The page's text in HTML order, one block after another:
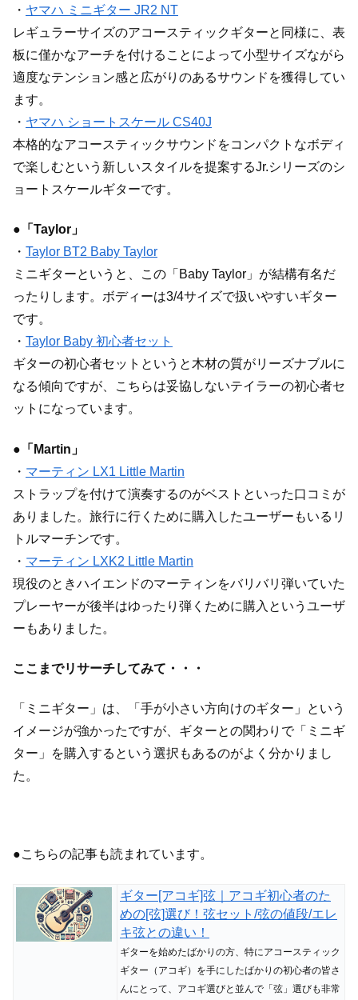
・ ヤマハ ミニギター JR2 NT
レギュラーサイズのアコースティックギターと同様に、表
板に僅かなアーチを付けることによって小型サイズながら
適度なテンション感と広がりのあるサウンドを獲得してい
ます。
・ ヤマハ ショートスケール CS40J
本格的なアコースティックサウンドをコンパクトなボディ
で楽しむという新しいスタイルを提案するJr.シリーズのシ
ョートスケールギターです。
●「Taylor」
・ Taylor BT2 Baby Taylor
ミニギターというと、この「Baby Taylor」が結構有名だ
ったりします。ボディーは3/4サイズで扱いやすいギター
です。
・ Taylor Baby 初心者セット
ギターの初心者セットというと木材の質がリーズナブルに
なる傾向ですが、こちらは妥協しないテイラーの初心者セ
ットになっています。
●「Martin」
・ マーティン LX1 Little Martin
ストラップを付けて演奏するのがベストといった口コミが
ありました。旅行に行くために購入したユーザーもいるリ
トルマーチンです。
・ マーティン LXK2 Little Martin
現役のときハイエンドのマーティンをバリバリ弾いていた
プレーヤーが後半はゆったり弾くために購入というユーザ
ーもありました。
ここまでリサーチしてみて・・・
「ミニギター」は、「手が小さい方向けのギター」という
イメージが強かったですが、ギターとの関わりで「ミニギ
ター」を購入するという選択もあるのがよく分かりまし
た。
●こちらの記事も読まれています。
ギター[アコギ]弦｜アコギ初心者のた
めの[弦]選び！弦セット/弦の値段/エレ
キ弦との違い！
ギターを始めたばかりの方、特にアコースティック
ギター（アコギ）を手にしたばかりの初心者の皆さ
んにとって、アコギ選びと並んで「弦」選びも非常